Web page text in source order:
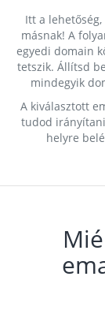
Itt a
másnak! A
egyedi domain
tetszik. Állítsd
mindegyik
A kiválasztott
tudod
helyre